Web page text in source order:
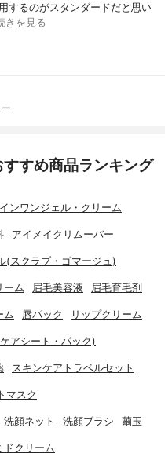
するのがスタンダードだと思い
きを見る
すめ商品ランキング
ンワンジェル・クリーム
アイメイクリムーバー
(スクラブ・ゴマージュ)
ーム 眉毛美容液 眉毛育毛剤
ム 唇パック リップクリーム
アシート・パック)
スキンケアトラベルセット
マスク
洗顔ネット 洗顔ブラシ 繭玉
ドクリーム